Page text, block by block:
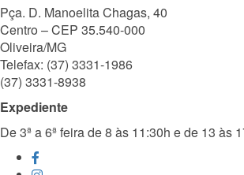
Pça. D. Manoelita Chagas, 40
Centro – CEP 35.540-000
Oliveira/MG
Telefax: (37) 3331-1986
(37) 3331-8938
Expediente
De 3ª a 6ª feira de 8 às 11:30h e de 13 às